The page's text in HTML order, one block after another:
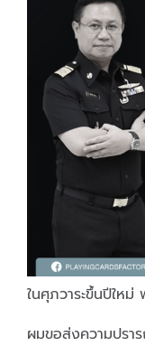
ในศุภวาระขึ้นปีให
ผมขอส่งความปรา